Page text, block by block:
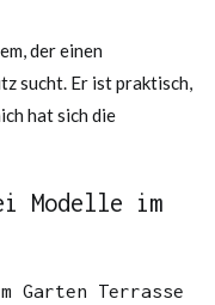
der einen
sucht. Er ist praktisch,
hat sich die
Modelle im
Garten Terrasse